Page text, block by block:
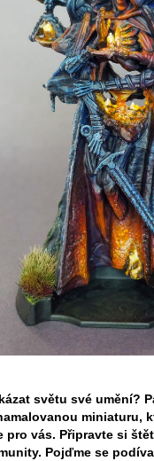
světu své umění?
miniaturu,
vás. Připravte si
Pojďme se